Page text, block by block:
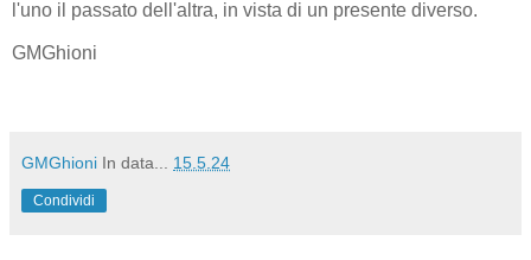
l'uno il passato dell'altra, in vista di un presente diverso.
GMGhioni
GMGhioni In data... 15.5.24
Condividi